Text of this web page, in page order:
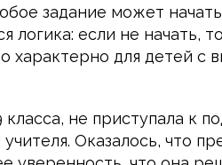
задание может
логика: если не начать,
характерно для детей с
не приступала к
Оказалось, что